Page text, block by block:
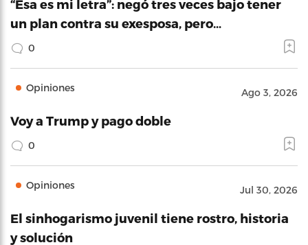
“Esa es mi letra”: negó tres veces bajo tener
un plan contra su exesposa, pero…
0
Opiniones Ago 3, 2026
Voy a Trump y pago doble
0
Opiniones Jul 30, 2026
El sinhogarismo juvenil tiene rostro, historia
y solución